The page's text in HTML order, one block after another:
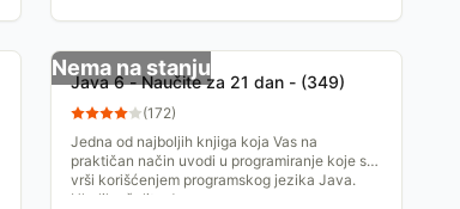
Nema na stanju
Java 6 - Naučite za 21 dan - (349)
(172)
Jedna od najboljih knjiga koja Vas na
praktičan način uvodi u programiranje koje se
vrši korišćenjem programskog jezika Java.
Ukoliko želite da...